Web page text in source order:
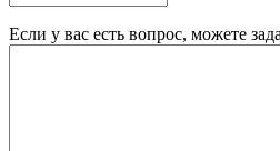
Если у вас есть вопрос, можете